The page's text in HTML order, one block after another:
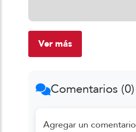
Ver más
Comentarios (0)
Agregar un comentario